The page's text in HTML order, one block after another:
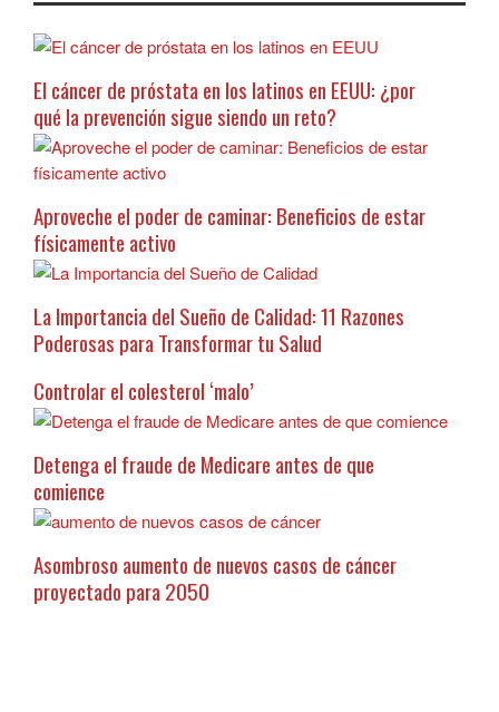
El cáncer de próstata en los latinos en EEUU: ¿por
qué la prevención sigue siendo un reto?
Aproveche el poder de caminar: Beneficios de estar
físicamente activo
La Importancia del Sueño de Calidad: 11 Razones
Poderosas para Transformar tu Salud
Controlar el colesterol ‘malo’
Detenga el fraude de Medicare antes de que
comience
Asombroso aumento de nuevos casos de cáncer
proyectado para 2050